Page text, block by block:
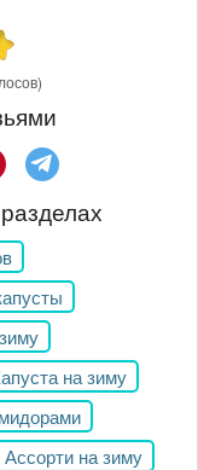
на зиму
Ассорти на зиму